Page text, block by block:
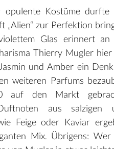
opulente Kostüme durfte
„Alien“ zur Perfektion
Glas erinnert an
Thierry Mugler
und Amber ein
weiteren Parfums
auf den Markt
aus salzigen
Feige oder Kaviar
Mix. Übrigens: